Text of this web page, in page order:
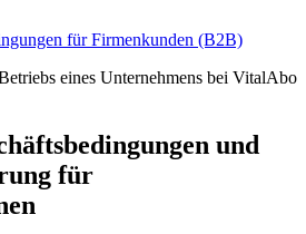
für Firmenkunden (B2B)
eines Unternehmens bei VitalAbo
und
für